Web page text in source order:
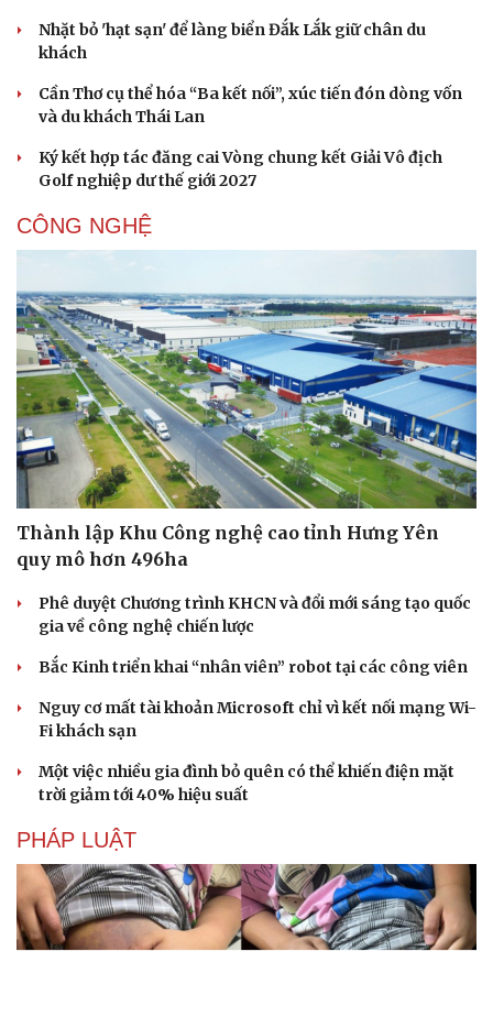
Du lịch
Tư vấn
check-in
Câu chuyện thời sự
Cửa sổ tình yêu
Nhặt bỏ 'hạt sạn' để làng biển Đắk Lắk giữ chân du
khách
Cần Thơ cụ thể hóa “Ba kết nối”, xúc tiến đón dòng vốn
và du khách Thái Lan
Ký kết hợp tác đăng cai Vòng chung kết Giải Vô địch
Golf nghiệp dư thế giới 2027
CÔNG NGHỆ
Thành lập Khu Công nghệ cao tỉnh Hưng Yên
quy mô hơn 496ha
Phê duyệt Chương trình KHCN và đổi mới sáng tạo quốc
gia về công nghệ chiến lược
Bắc Kinh triển khai “nhân viên” robot tại các công viên
Nguy cơ mất tài khoản Microsoft chỉ vì kết nối mạng Wi-
Fi khách sạn
Một việc nhiều gia đình bỏ quên có thể khiến điện mặt
trời giảm tới 40% hiệu suất
PHÁP LUẬT